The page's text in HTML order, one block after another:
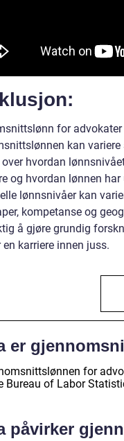
for
kan variere
hvordan
og hvordan lønnen har
lønnsnivåer kan
kompetanse og
å gjøre grundig
en karriere innen juss.
er
for
Bureau of Labor
påvirker